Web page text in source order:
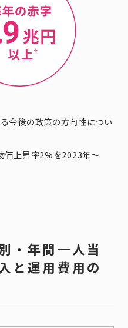
今後の政策の方向性につい
価上昇率2%を2023年～
・年間一人当
と運用費用の